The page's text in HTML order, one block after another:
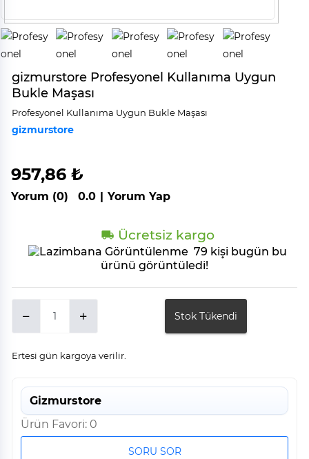
gizmurstore Profesyonel Kullanıma Uygun
Bukle Maşası
Profesyonel Kullanıma Uygun Bukle Maşası
gizmurstore
957,86 ₺
Yorum (0) 0.0 | Yorum Yap
Ücretsiz kargo
79 kişi bugün bu
ürünü görüntüledi!
Stok Tükendi
Ertesi gün kargoya verilir.
Gizmurstore
Ürün Favori: 0
SORU SOR